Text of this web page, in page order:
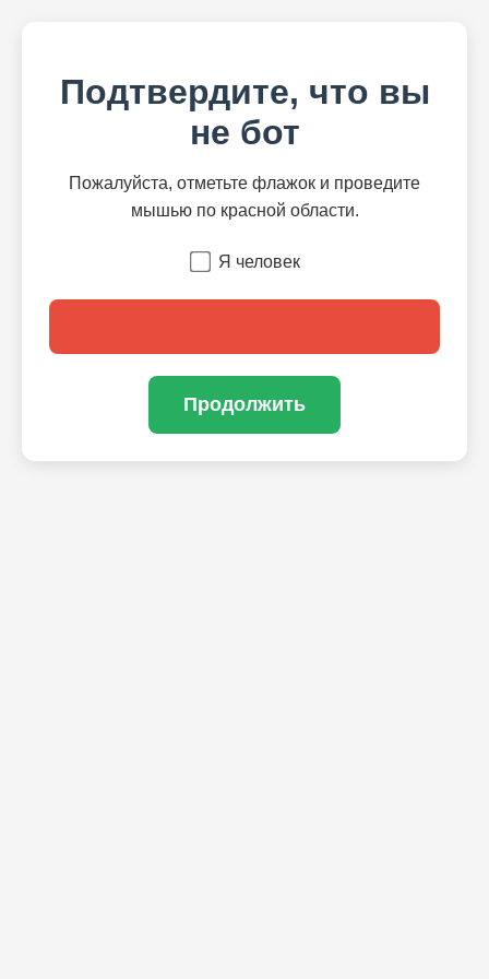
Подтвердите, что вы
не бот
Пожалуйста, отметьте флажок и проведите
мышью по красной области.
Я человек
Продолжить